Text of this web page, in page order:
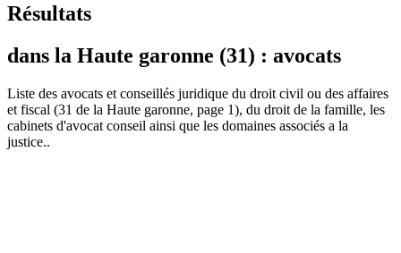
Résultats
dans la Haute garonne (31) : avocats
Liste des avocats et conseillés juridique du droit civil ou des affaires
et fiscal (31 de la Haute garonne, page 1), du droit de la famille, les
cabinets d'avocat conseil ainsi que les domaines associés a la
justice..